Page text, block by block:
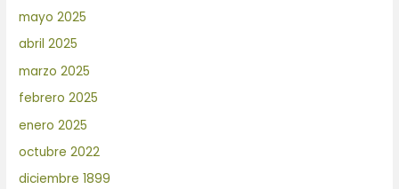
mayo 2025
abril 2025
marzo 2025
febrero 2025
enero 2025
octubre 2022
diciembre 1899